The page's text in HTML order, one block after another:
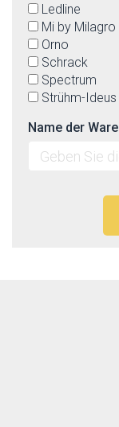
Ledline
Mi by Milagro
Orno
Schrack
Spectrum
Strühm-Ideus
Name der Ware